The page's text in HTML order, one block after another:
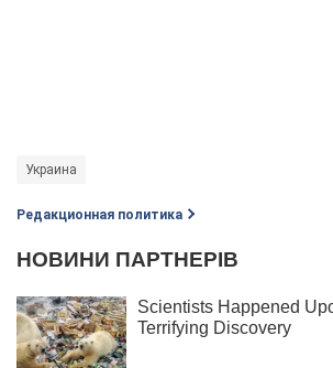
Украина
Редакционная политика